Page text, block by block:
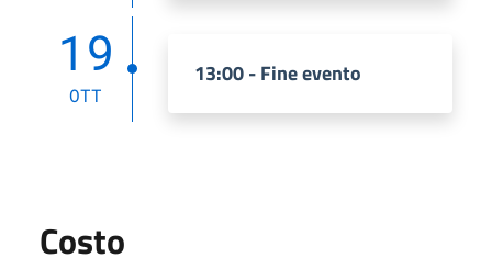
19
OTT
13:00 - Fine evento
Costo